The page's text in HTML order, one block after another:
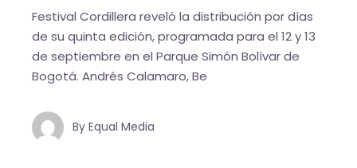
Festival Cordillera reveló la distribución por días
de su quinta edición, programada para el 12 y 13
de septiembre en el Parque Simón Bolívar de
Bogotá. Andrés Calamaro, Be
By Equal Media